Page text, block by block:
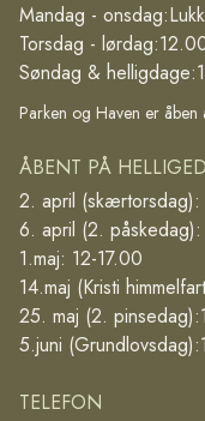
Mandag - onsdag:
Torsdag - lørdag:
Søndag & helligdage:
Parken og Haven er
ÅBENT PÅ
2. april (skærtorsdag):
6. april (2.
1.maj: 12-17.00
14.maj (Kristi
25. maj (2.
5.juni
TELEFON